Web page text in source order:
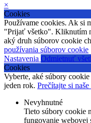
×
Cookies
Používame cookies. Ak si
"Prijať všetko". Kliknutím
aký druh súborov cookie
používania súborov cookie
Nastavenia Odmietnuť
Cookies
Vyberte, aké súbory
jeden rok. Prečítajte si
Nevyhnutné
Tieto súbory cookie
fungovanie webovej